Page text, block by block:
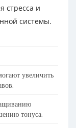
стресса и
системы.
увеличить
тонуса.